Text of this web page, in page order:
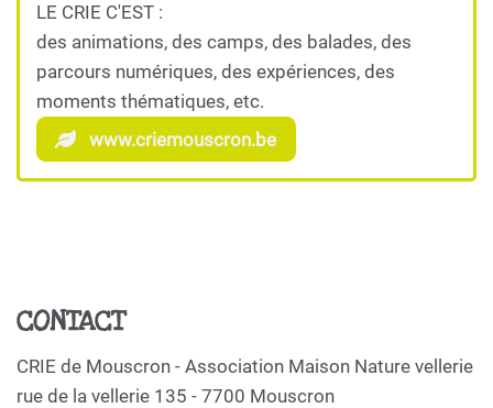
LE CRIE C'EST :
des animations, des camps, des balades, des
parcours numériques, des expériences, des
moments thématiques, etc.
www.criemouscron.be
CONTACT
CRIE de Mouscron - Association Maison Nature vellerie
rue de la vellerie 135 - 7700 Mouscron